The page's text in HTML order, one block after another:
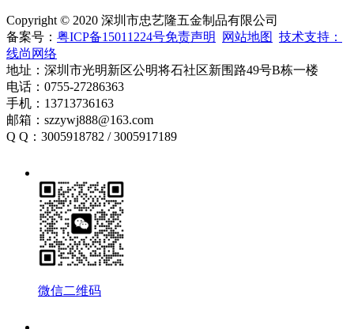
Copyright © 2020 深圳市忠艺隆五金制品有限公司
备案号： 粤ICP备15011224号免责声明 网站地图 技术支持：
线尚网络
地址：深圳市光明新区公明将石社区新围路49号B栋一楼
电话：0755-27286363
手机：13713736163
邮箱：szzywj888@163.com
Q Q：3005918782 / 3005917189
微信二维码